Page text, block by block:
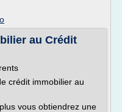
au Crédit
crédit immobilier au
vous obtiendrez une